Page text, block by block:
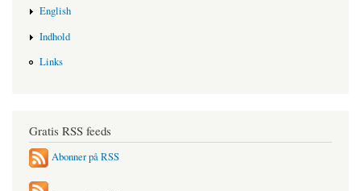
English
Indhold
Links
Gratis RSS feeds
Abonner på RSS